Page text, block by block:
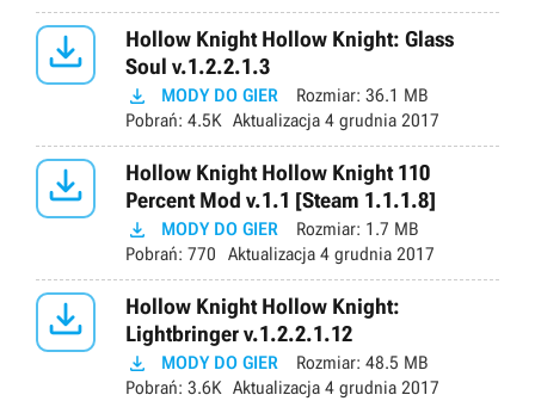

Hollow Knight Hollow Knight: Glass
Soul v.1.2.2.1.3
 MODY DO GIER Rozmiar: 36.1 MB
Pobrań: 4.5K Aktualizacja 4 grudnia 2017

Hollow Knight Hollow Knight 110
Percent Mod v.1.1 [Steam 1.1.1.8]
 MODY DO GIER Rozmiar: 1.7 MB
Pobrań: 770 Aktualizacja 4 grudnia 2017

Hollow Knight Hollow Knight:
Lightbringer v.1.2.2.1.12
 MODY DO GIER Rozmiar: 48.5 MB
Pobrań: 3.6K Aktualizacja 4 grudnia 2017